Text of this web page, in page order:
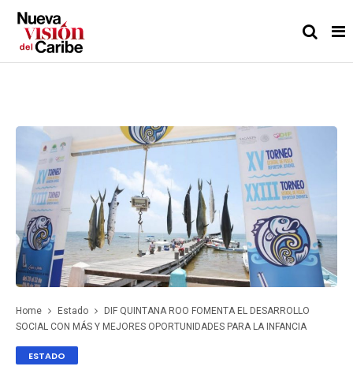
Home Estado
DIF QUINTANA ROO FOMENTA EL DESARROLLO
SOCIAL CON MÁS Y MEJORES OPORTUNIDADES PARA LA INFANCIA
ESTADO